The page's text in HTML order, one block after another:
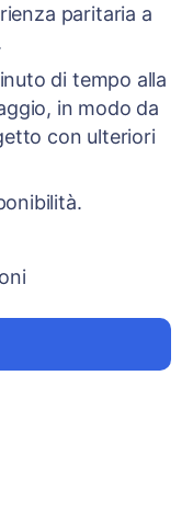
paritaria a
di tempo alla
in modo da
con ulteriori